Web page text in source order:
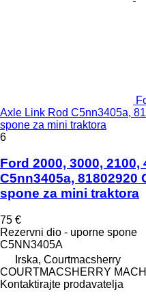
Axle Link Rod C5nn3405a,
spone za mini traktora
6
Ford 2000, 3000,
C5nn3405a, 81802920
spone za mini traktora
75 €
Rezervni dio - uporne spone
C5NN3405A
Irska, Courtmacsherry
COURTMACSHERRY
Kontaktirajte prodavatelja